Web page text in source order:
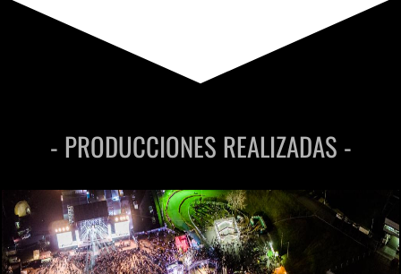
- PRODUCCIONES REALIZADAS -